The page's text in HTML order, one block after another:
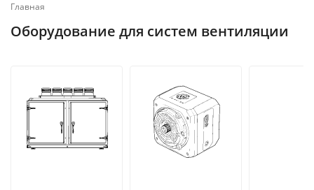
Главная
Оборудование для систем вентиляции